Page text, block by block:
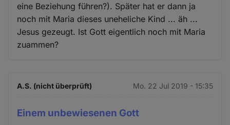
eine Beziehung führen?). Später hat er dann ja
noch mit Maria dieses uneheliche Kind ... äh ...
Jesus gezeugt. Ist Gott eigentlich noch mit Maria
zuammen?
A.S. (nicht überprüft) Mo. 22 Jul 2019 - 15:35
Einem unbewiesenen Gott